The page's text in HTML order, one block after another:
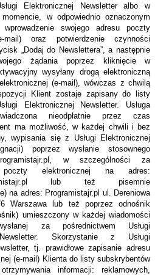
Elektronicznej Newsletter albo w
w odpowiednio oznaczonym
swojego adresu poczty
mail) oraz potwierdzenie czynności
„Dodaj do Newslettera”, a następnie
żądania poprzez kliknięcie w
wysyłany drogą elektroniczną
(e-mail), wówczas z chwilą
Klient zostaje zapisany do listy
Elektronicznej Newsletter. Usługa
nieodpłatnie przez czas
ma możliwość, w każdej chwili i bez
wypisania się z Usługi Elektronicznej
poprzez wysłanie stosownego
w szczególności za
poczty elektronicznej na adres:
lub też pisemnie
na adres: Programistajr.pl ul. Dereniowa
Warszawa lub też poprzez odnośnik
umieszczony w każdej wiadomości
za pośrednictwem Usługi
Skorzystanie z Usługi
tj. prawidłowe zapisanie adresu
(e-mail) Klienta do listy subskrybentów
informacji: reklamowych,